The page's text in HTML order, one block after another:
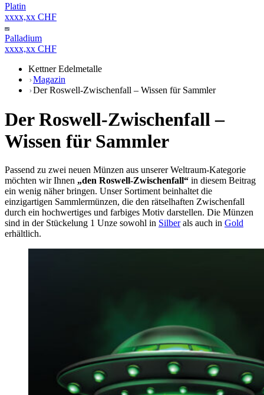
Platin
xxxx,xx CHF
Palladium
xxxx,xx CHF
Kettner Edelmetalle
Magazin
Der Roswell-Zwischenfall – Wissen für Sammler
Der Roswell-Zwischenfall –
Wissen für Sammler
Passend zu zwei neuen Münzen aus unserer Weltraum-Kategorie
möchten wir Ihnen „den Roswell-Zwischenfall“ in diesem Beitrag
ein wenig näher bringen. Unser Sortiment beinhaltet die
einzigartigen Sammlermünzen, die den rätselhaften Zwischenfall
durch ein hochwertiges und farbiges Motiv darstellen. Die Münzen
sind in der Stückelung 1 Unze sowohl in Silberals auch in Gold
erhältlich.